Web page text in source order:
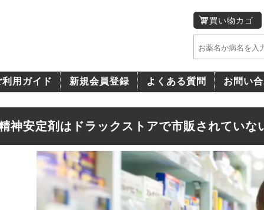
買い物カゴ
利用ガイド 新規会員登録 よくある質問 お問い
神安定剤はドラックストアで市販されていな